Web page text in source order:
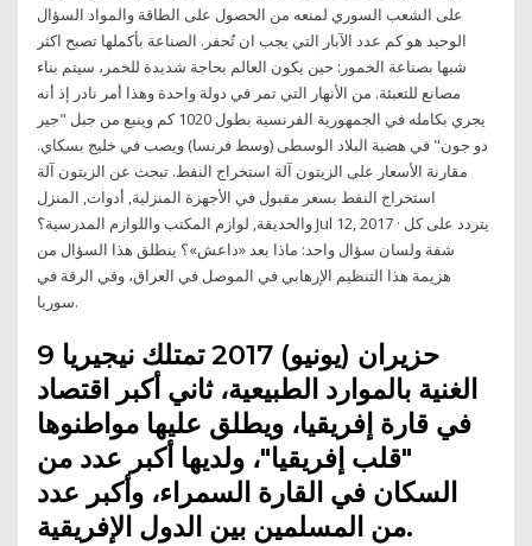
على الشعب السوري لمنعه من الحصول على الطاقة والمواد السؤال
الوحيد هو كم عدد الآبار التي يجب ان تُحفر. الصناعة بأكملها تصبح اكثر
شبها بصناعة الخمور: حين يكون العالم بحاجة شديدة للخمر، سيتم بناء
مصانع للتعبئة. من الأنهار التي تمر في دولة واحدة وهذا أمر نادر إذ أنه
يجري بكامله في الجمهورية الفرنسية بطول 1020 كم وينبع من جبل "جير
دو جون" في هضبة البلاد الوسطى (وسط فرنسا) ويصب في خليج بسكاي.
مقارنة الأسعار على الزيتون آلة استخراج النفط. تبحث عن الزيتون آلة
استخراج النفط بسعر مقبول في الأجهزة المنزلية, أدوات, المنزل
والحديقة, لوازم المكتب واللوازم المدرسية؟ Jul 12, 2017 · يتردد على كل
شفة ولسان سؤال واحد: ماذا بعد «داعش»؟ ينطلق هذا السؤال من
هزيمة هذا التنظيم الإرهابي في الموصل في العراق، وفي الرقة في
سوريا.
9 حزيران (يونيو) 2017 تمتلك نيجيريا
الغنية بالموارد الطبيعية، ثاني أكبر اقتصاد
في قارة إفريقيا، ويطلق عليها مواطنوها
"قلب إفريقيا"، ولديها أكبر عدد من
السكان في القارة السمراء، وأكبر عدد
من المسلمين بين الدول الإفريقية.